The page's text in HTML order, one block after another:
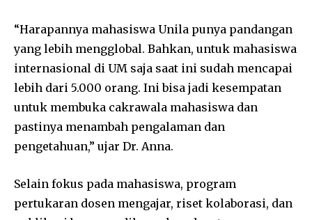
“Harapannya mahasiswa Unila punya pandangan
yang lebih mengglobal. Bahkan, untuk mahasiswa
internasional di UM saja saat ini sudah mencapai
lebih dari 5.000 orang. Ini bisa jadi kesempatan
untuk membuka cakrawala mahasiswa dan
pastinya menambah pengalaman dan
pengetahuan,” ujar Dr. Anna.
Selain fokus pada mahasiswa, program
pertukaran dosen mengajar, riset kolaborasi, dan